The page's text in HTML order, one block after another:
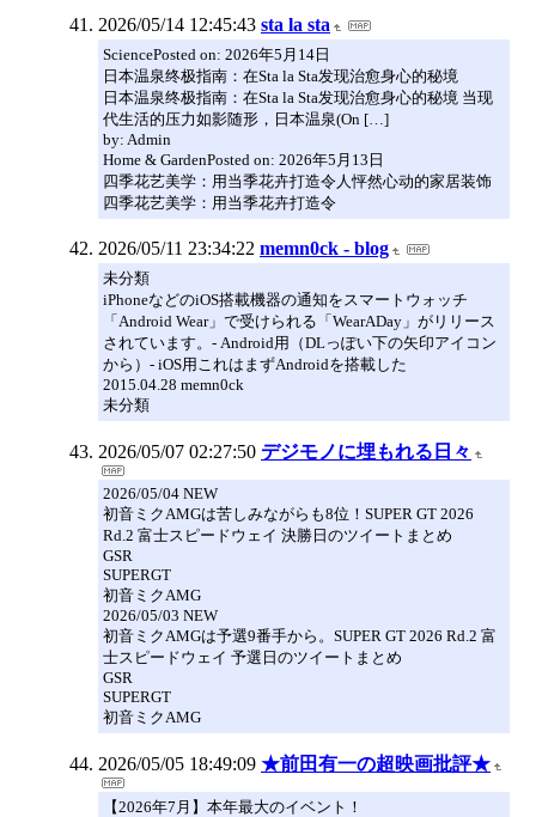
2026/05/14 12:45:43 sta la sta
SciencePosted on: 2026年5月14日
日本温泉终极指南：在Sta la Sta发现治愈身心的秘境
日本温泉终极指南：在Sta la Sta发现治愈身心的秘境 当现
代生活的压力如影随形，日本温泉(On […]
by: Admin
Home & GardenPosted on: 2026年5月13日
四季花艺美学：用当季花卉打造令人怦然心动的家居装饰
四季花艺美学：用当季花卉打造令
2026/05/11 23:34:22 memn0ck - blog
未分類
iPhoneなどのiOS搭載機器の通知をスマートウォッチ
「Android Wear」で受けられる「WearADay」がリリース
されています。- Android用（DLっぽい下の矢印アイコン
から）- iOS用これはまずAndroidを搭載した
2015.04.28 memn0ck
未分類
2026/05/07 02:27:50 デジモノに埋もれる日々
2026/05/04 NEW
初音ミクAMGは苦しみながらも8位！SUPER GT 2026
Rd.2 富士スピードウェイ 決勝日のツイートまとめ
GSR
SUPERGT
初音ミクAMG
2026/05/03 NEW
初音ミクAMGは予選9番手から。SUPER GT 2026 Rd.2 富
士スピードウェイ 予選日のツイートまとめ
GSR
SUPERGT
初音ミクAMG
2026/05/05 18:49:09 ★前田有一の超映画批評★
【2026年7月】本年最大のイベント！